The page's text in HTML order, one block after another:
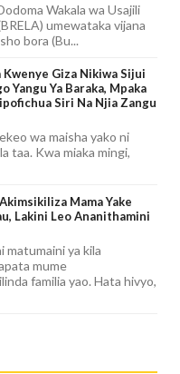
Wakala wa Usajili
umewataka vijana
bora (Bu...
Kwenye Giza Nikiwa Sijui
Yangu Ya Baraka, Mpaka
Siri Na Njia Zangu
wa maisha yako ni
taa. Kwa miaka mingi,
Mama Yake
Lakini Leo Ananithamini
matumaini ya kila
mume
familia yao. Hata hivyo,